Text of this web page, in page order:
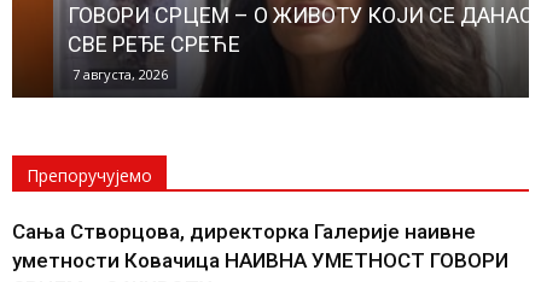
ГОВОРИ СРЦЕМ – О ЖИВОТУ КОЈИ СЕ ДАНАС
СВЕ РЕЂЕ СРЕЋЕ
7 августа, 2026
Препоручујемо
Сања Створцова, директорка Галерије наивне
уметности Ковачица НАИВНА УМЕТНОСТ ГОВОРИ